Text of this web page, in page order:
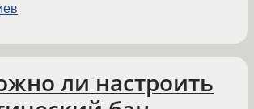
ли настроить